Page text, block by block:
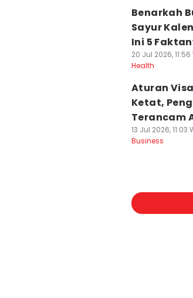
Benarkah
Sayur
Ini 5
20 Jul 2026, 11:56
Health
Aturan
Ketat,
Terancam
13 Jul 2026, 11:03
Business